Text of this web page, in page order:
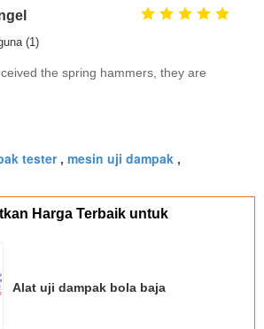
(1)
the spring hammers, they are
tester, mesin uji dampak ,
Harga Terbaik untuk
Alat uji dampak bola baja